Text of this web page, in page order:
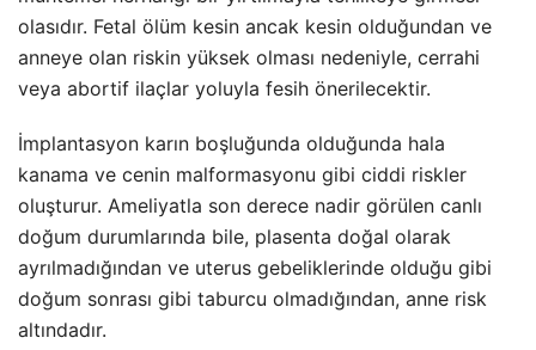
olasıdır. Fetal ölüm kesin ancak kesin olduğundan ve
anneye olan riskin yüksek olması nedeniyle, cerrahi
veya abortif ilaçlar yoluyla fesih önerilecektir.
İmplantasyon karın boşluğunda olduğunda hala
kanama ve cenin malformasyonu gibi ciddi riskler
oluşturur. Ameliyatla son derece nadir görülen canlı
doğum durumlarında bile, plasenta doğal olarak
ayrılmadığından ve uterus gebeliklerinde olduğu gibi
doğum sonrası gibi taburcu olmadığından, anne risk
altındadır.